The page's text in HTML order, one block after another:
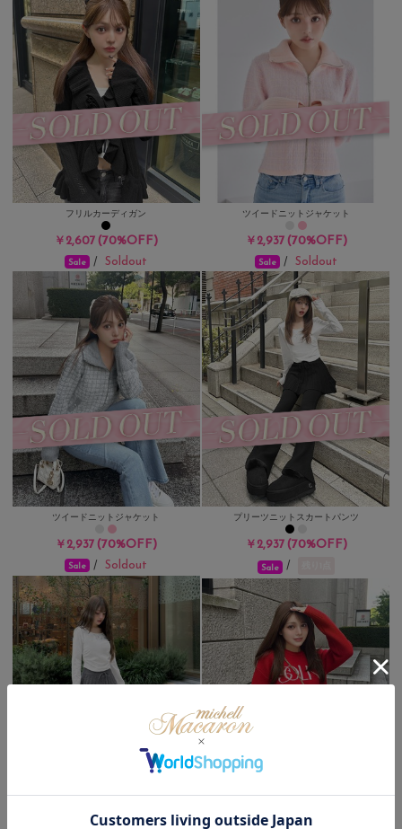
フリルカーディガン
￥2,607(70%OFF)
ツイードニットジャケット
￥2,937(70%OFF)
Sale /Soldout
ツイードニットジャケット
￥2,937(70%OFF)
Sale / Soldout
プリーツニットスカートパンツ
￥2,937(70%OFF)
Sale /Soldout
プリーツニットスカートパンツ
Sale /
ロゴニットトップス